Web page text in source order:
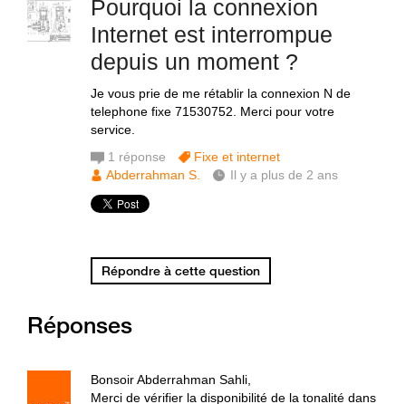
Pourquoi la connexion
Internet est interrompue
depuis un moment ?
Je vous prie de me rétablir la connexion N de
telephone fixe 71530752. Merci pour votre
service.
1 réponse
Fixe et internet
Abderrahman S.
Il y a plus de 2 ans
Répondre à cette question
Réponses
Bonsoir Abderrahman Sahli,
Merci de vérifier la disponibilité de la tonalité dans